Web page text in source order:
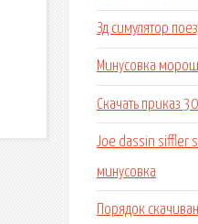
Зд симулятор
Минусовка
Скачать приказ
Joe dassin siffler
минусовка
Порядок